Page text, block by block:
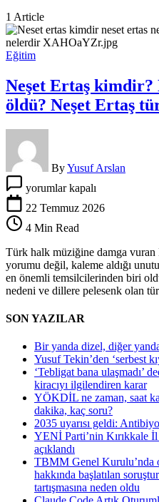
1 Article
Eğitim
Neşet Ertaş kimdir?
öldü? Neşet Ertaş
ByYusuf Arslan
Ertaş
kimdir?
Ertaş
öldü?
Neşet
Ertaş
türküleri
için
yorumlar kapalı
22 Temmuz 2026
4 Min Read
Türk halk müziğine damga vuran
yorumu değil, kaleme aldığı
en önemli temsilcilerinden biri
nedeni ve dillere pelesenk olan
SON YAZILAR
Bir yanda dizel, diğer
Yusuf Tekin’den ‘serbest
‘Tebligat bana ulaşmadı’
kiracıyı ilgilendiren karar
YÖKDİL ne zaman, saat
dakika, kaç soru?
2035 uyarısı geldi:
YENİ Parti’nin Kırıkkale
açıklandı
TBMM Genel Kurulu’nda
hakkında başlatılan
tartışmasına neden oldu